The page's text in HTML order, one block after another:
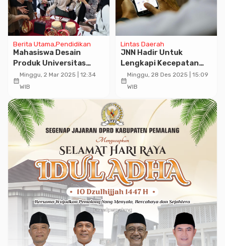
Berita Utama Pendidikan
Mahasiswa Desain
Produk Universitas
Paramadina Raih
Prestasi di Modestwear
calendar_month
Minggu, 2 Mar 2025 | 12:34
WIB
Lintas Daerah
JNN Hadir Untuk
Lengkapi Kecepatan
Pelayanan Digital Bagi
Masyarakat
calendar_month
Minggu, 28 Des 2025 | 15:09
WIB